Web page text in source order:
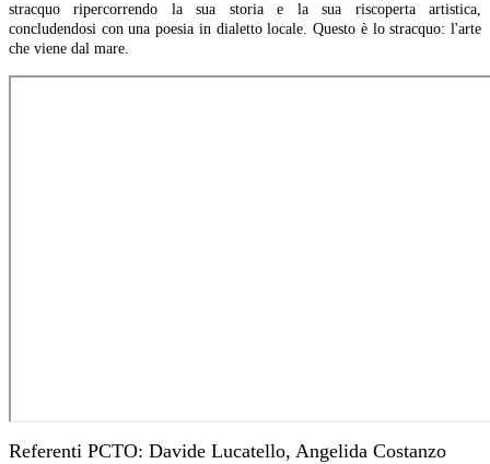
stracquo ripercorrendo la sua storia e la sua riscoperta artistica,
concludendosi con una poesia in dialetto locale. Questo è lo stracquo: l'arte
che viene dal mare.
Referenti PCTO: Davide Lucatello, Angelida Costanzo